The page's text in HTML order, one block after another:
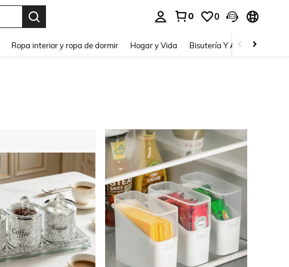
0 0
Ropa interior y ropa de dormir Hogar y Vida Bisutería Y Accesorios